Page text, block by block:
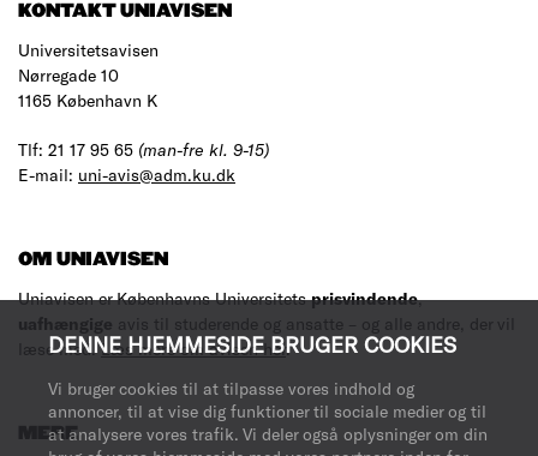
DENNE HJEMMESIDE BRUGER COOKIES
Vi bruger cookies til at tilpasse vores indhold og
annoncer, til at vise dig funktioner til sociale medier og til
at analysere vores trafik. Vi deler også oplysninger om din
KONTAKT UNIAVISEN
Universitetsavisen
Nørregade 10
1165 København K
Tlf: 21 17 95 65 (man-fre kl. 9-15)
E-mail: uni-avis@adm.ku.dk
OM UNIAVISEN
Uniavisen er Københavns Universitetsprisvindende,
uafhængige avis til studerende og ansatte – og alle andre, der vil
læse med.Læs mere om avisen her.
MERE